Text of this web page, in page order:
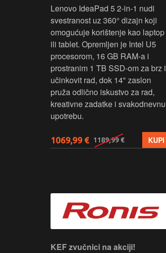
Lenovo IdeaPad 5 2‑in‑1 nudi
svestranost uz 360° dizajn koji
omogućuje korištenje kao laptop
ili tablet. Opremljen je Intel U5
procesorom, 16 GB RAM-a i
prostranim 1 TB SSD‑om za brz i
učinkovit rad, dok 14" zaslon
pruža odlično iskustvo za rad,
kreativne zadatke i svakodnevnu
upotrebu.
1069,99 € 1189,99 € KUPI
KEF zvučnici na akciji!